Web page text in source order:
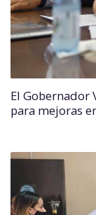
El Gobernador
para mejoras